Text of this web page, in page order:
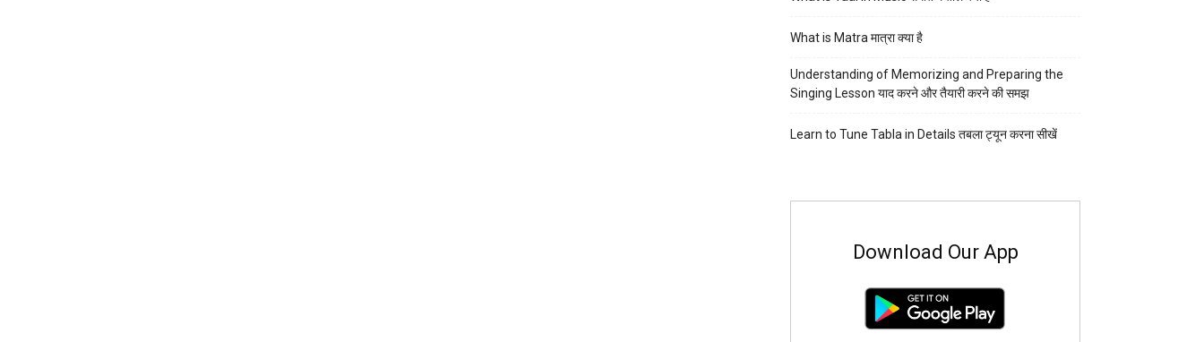
What is Matra मात्रा क्या है
Understanding of Memorizing and Preparing the
Singing Lesson याद करने और तैयारी करने की समझ
Learn to Tune Tabla in Details तबला ट्यून करना सीखें
Download Our App